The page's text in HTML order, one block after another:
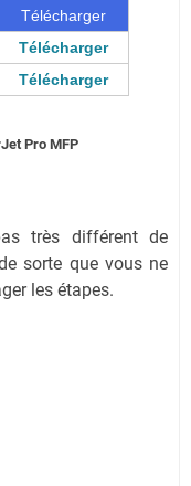
Télécharger
Télécharger
Télécharger
Pro MFP
très différent de
sorte que vous ne
les étapes.